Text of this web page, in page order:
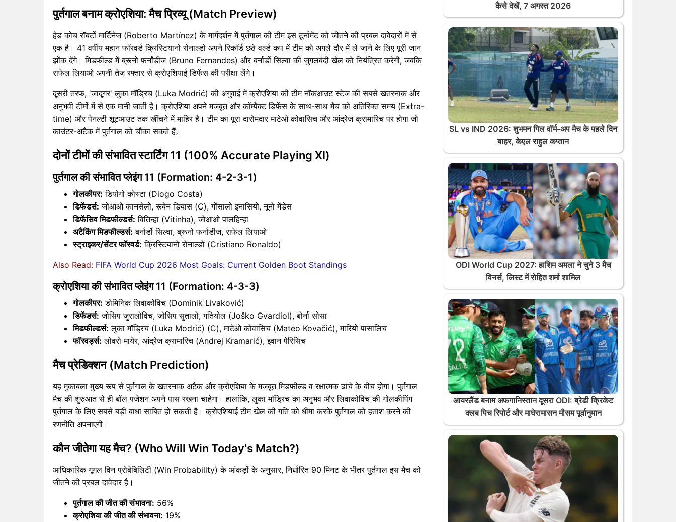
पुर्तगाल बनाम क्रोएशिया: मैच प्रिव्यू (Match Preview)
हेड कोच रॉबर्टो मार्टिनेज (Roberto Martínez) के मार्गदर्शन में पुर्तगाल की टीम इस टूर्नामेंट को जीतने की प्रबल दावेदारों में से
एक है। 41 वर्षीय महान फॉरवर्ड क्रिस्टियानो रोनाल्डो अपने रिकॉर्ड छठे वर्ल्ड कप में टीम को अगले दौर में ले जाने के लिए पूरी जान
झोंक देंगे। मिडफील्ड में ब्रूनो फर्नांडीज (Bruno Fernandes) और बर्नार्डो सिल्वा की जुगलबंदी खेल को नियंत्रित करेगी, जबकि
राफेल लियाओ अपनी तेज रफ्तार से क्रोएशियाई डिफेंस की परीक्षा लेंगे।
दूसरी तरफ, 'जादूगर' लुका मॉड्रिच (Luka Modrić) की अगुवाई में क्रोएशिया की टीम नॉकआउट स्टेज की सबसे खतरनाक और
अनुभवी टीमों में से एक मानी जाती है। क्रोएशिया अपने मजबूत और कॉम्पैक्ट डिफेंस के साथ-साथ मैच को अतिरिक्त समय (Extra-
time) और पेनल्टी शूटआउट तक खींचने में माहिर है। टीम का पूरा दारोमदार माटेओ कोवासिच और आंद्रेज क्रामारिच पर होगा जो
काउंटर-अटैक में पुर्तगाल को चौंका सकते हैं。
दोनों टीमों की संभावित स्टार्टिंग 11 (100% Accurate Playing XI)
पुर्तगाल की संभावित प्लेइंग 11 (Formation: 4-2-3-1)
गोलकीपर: डियोगो कोस्टा (Diogo Costa)
डिफेंडर्स: जोआओ कानसेलो, रूबेन डियास (C), गोंसालो इनासियो, नूनो मेंडेस
डिफेंसिव मिडफील्डर्स: वितिन्हा (Vitinha), जोआओ पालहिन्हा
अटैकिंग मिडफील्डर्स: बर्नार्डो सिल्वा, ब्रूनो फर्नांडीज, राफेल लियाओ
स्ट्राइकर/सेंटर फॉरवर्ड: क्रिस्टियानो रोनाल्डो (Cristiano Ronaldo)
Also Read: FIFA World Cup 2026 Most Goals: Current Golden Boot Standings
क्रोएशिया की संभावित प्लेइंग 11 (Formation: 4-3-3)
गोलकीपर: डोमिनिक लिवाकोविच (Dominik Livaković)
डिफेंडर्स: जोसिप जुरालोविच, जोसिप सुतालो, गतियोल (Joško Gvardiol), बोर्ना सोसा
मिडफील्डर्स: लुका मॉड्रिच (Luka Modrić) (C), माटेओ कोवासिच (Mateo Kovačić), मारियो पासालिच
फॉरवर्ड्स: लोवरो मायेर, आंद्रेज क्रामारिच (Andrej Kramarić), इवान पेरिसिच
मैच प्रेडिक्शन (Match Prediction)
यह मुकाबला मुख्य रूप से पुर्तगाल के खतरनाक अटैक और क्रोएशिया के मजबूत मिडफील्ड व रक्षात्मक ढांचे के बीच होगा। पुर्तगाल
मैच की शुरुआत से ही बॉल पजेशन अपने पास रखना चाहेगा। हालांकि, लुका मॉड्रिच का अनुभव और लिवाकोविच की गोलकीपिंग
पुर्तगाल के लिए सबसे बड़ी बाधा साबित हो सकती है। क्रोएशियाई टीम खेल की गति को धीमा करके पुर्तगाल को हताश करने की
रणनीति अपनाएगी।
कौन जीतेगा यह मैच? (Who Will Win Today's Match?)
आधिकारिक गूगल विन प्रोबेबिलिटी (Win Probability) के आंकड़ों के अनुसार, निर्धारित 90 मिनट के भीतर पुर्तगाल इस मैच को
जीतने की प्रबल दावेदार है‌।
पुर्तगाल की जीत की संभावना: 56%
क्रोएशिया की जीत की संभावना: 19%
कैसे देखें, 7 अगस्त 2026
SL vs IND 2026: शुभमन गिल वॉर्म-अप मैच के पहले दिन
बाहर, केएल राहुल कप्तान
ODI World Cup 2027: हाशिम अमला ने चुने 3 मैच
विनर्स, लिस्ट में रोहित शर्मा शामिल
आयरलैंड बनाम अफगानिस्तान दूसरा ODI: ब्रेडी क्रिकेट
क्लब पिच रिपोर्ट और माघेरामासन मौसम पूर्वानुमान